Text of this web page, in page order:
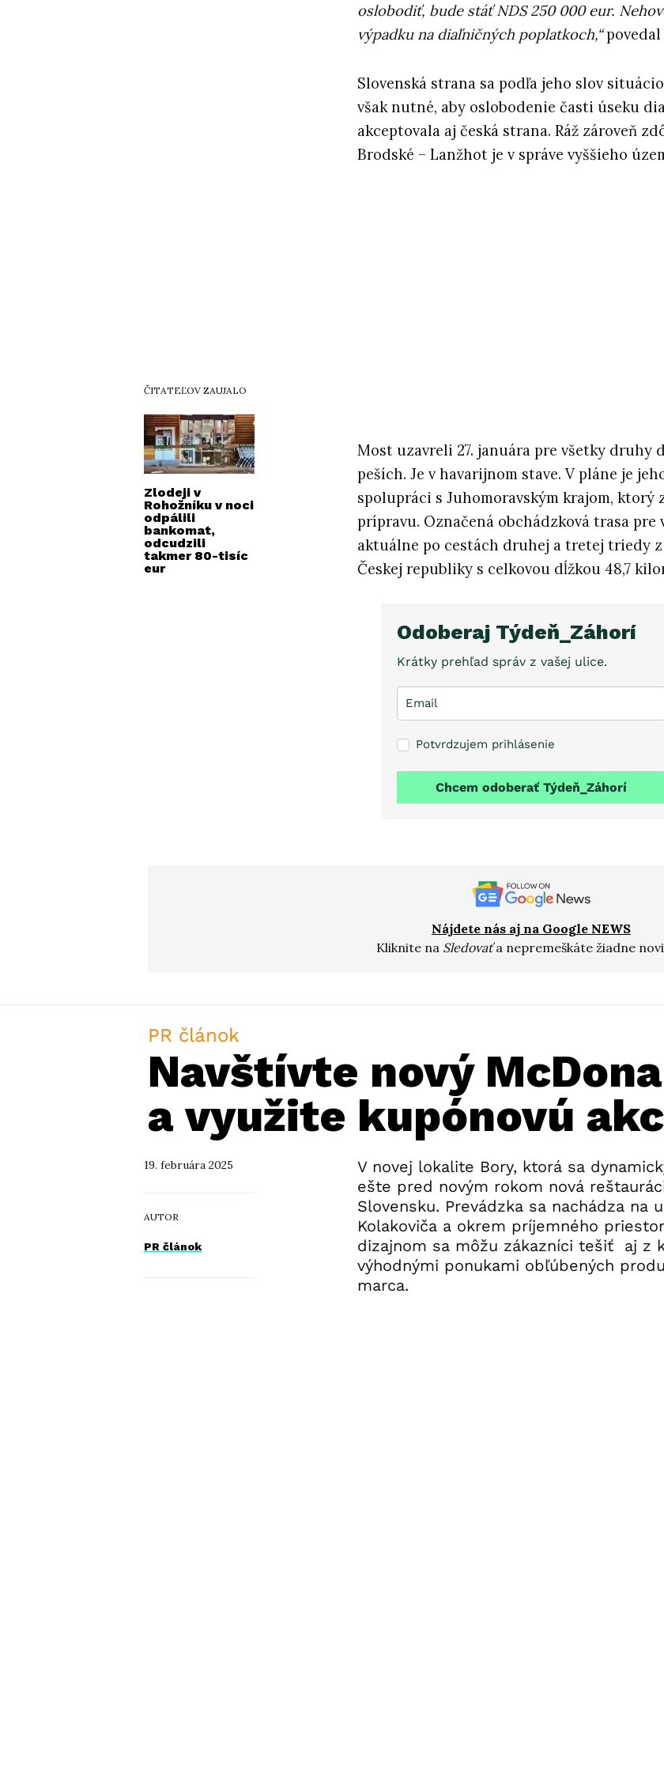
ČITATEĽOV ZAUJALO
Zlodeji v
Rohožníku v noci
odpálili
bankomat,
odcudzili
takmer 80-tisíc
eur
oslobodiť, bude stáť NDS 250 000 eur.
výpadku na diaľničných poplatkoch,“povedal
Slovenská strana sa podľa jeho slov
však nutné, aby oslobodenie časti úseku
akceptovala aj česká strana. Ráž zároveň
Brodské – Lanžhot je v správe vyššieho
Most uzavreli 27. januára pre všetky druhy
peších. Je v havarijnom stave. V pláne je
spolupráci s Juhomoravským krajom, ktorý
prípravu. Označená obchádzková trasa pre
aktuálne po cestách druhej a tretej triedy
Českej republiky s celkovou dĺžkou 48,7
Odoberaj Týdeň_Záhorí
Krátky prehľad správ z vašej ulice.
Potvrdzujem prihlásenie
Chcem odoberať Týdeň_Záhorí
Nájdete nás aj na Google NEWS
Kliknite na Sledovaťa nepremeškáte žiadne
PR článok
Navštívte nový
a využite kupónovú
19. februára 2025
AUTOR
PR článok
V novej lokalite Bory, ktorá sa
ešte pred novým rokom nová
Slovensku. Prevádzka sa nachádza na
Kolakoviča a okrem príjemného
dizajnom sa môžu zákazníci tešiť
aj z
výhodnými ponukami obľúbených
marca.